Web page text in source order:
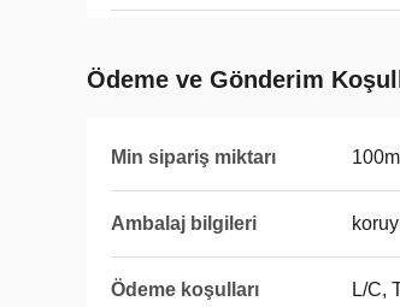
Ödeme ve Gönderim
Min sipariş miktarı
Ambalaj bilgileri
Ödeme koşulları L/C,